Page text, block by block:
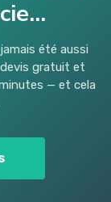
été aussi
devis gratuit et
— et cela